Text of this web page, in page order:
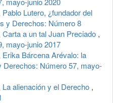
Pablo Lutero, ¿fundador del
y Derechos: Número 8
Carta a un tal Juan Preciado ,
mayo-junio 2017
Erika Bárcena Arévalo: la
Derechos: Número 57, mayo-
La alienación y el Derecho ,